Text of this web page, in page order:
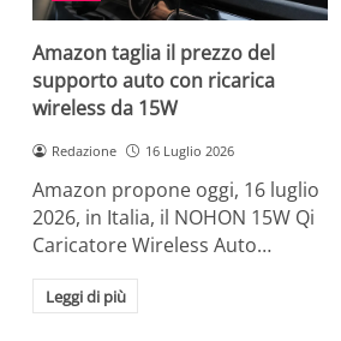
Amazon taglia il prezzo del
supporto auto con ricarica
wireless da 15W
Redazione 16 Luglio 2026
Amazon propone oggi, 16 luglio
2026, in Italia, il NOHON 15W Qi
Caricatore Wireless Auto…
Leggi di più